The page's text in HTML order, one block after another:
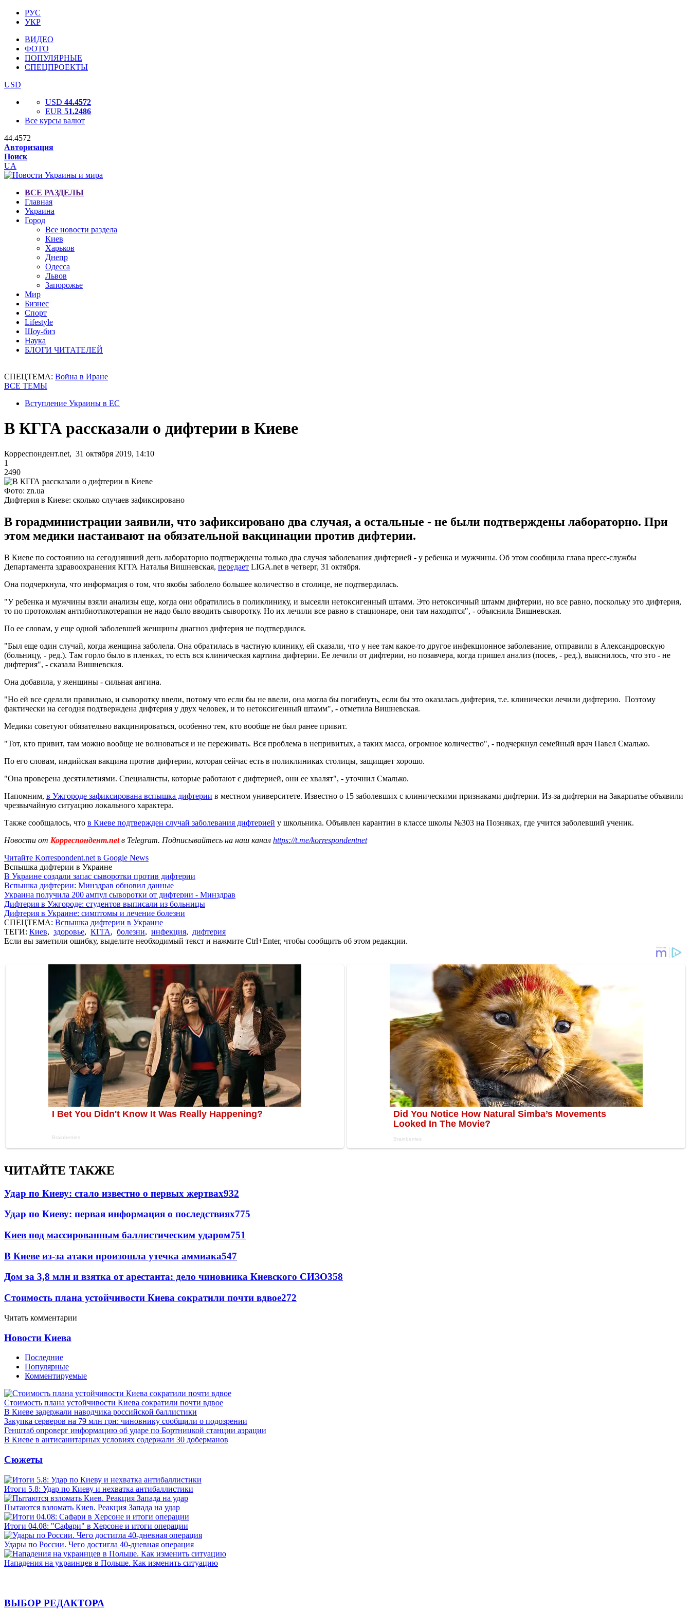
РУС
УКР
ВИДЕО
ФОТО
ПОПУЛЯРНЫЕ
СПЕЦПРОЕКТЫ
USD
USD 44.4572
EUR 51.2486
Все курсы валют
44.4572
Авторизация
Поиск
UA
ВСЕ РАЗДЕЛЫ
Главная
Украина
Город
Все новости раздела
Киев
Харьков
Днепр
Одесса
Львов
Запорожье
Мир
Бизнес
Спорт
Lifestyle
Шоу-биз
Наука
БЛОГИ ЧИТАТЕЛЕЙ
СПЕЦТЕМА: Война в Иране
ВСЕ ТЕМЫ
Вступление Украины в ЕС
В КГГА рассказали о дифтерии в Киеве
Корреспондент.net, 31 октября 2019, 14:10
1
2490
Фото: zn.ua
Дифтерия в Киеве: сколько случаев зафиксировано
В горадминистрации заявили, что зафиксировано два случая, а остальные - не были подтверждены лабораторно. При
этом медики настаивают на обязательной вакцинации против дифтерии.
В Киеве по состоянию на сегодняшний день лабораторно подтверждены только два случая заболевания дифтерией - у ребенка и мужчины. Об этом сообщила глава пресс-службы
Департамента здравоохранения КГГА Наталья Вишневская, передает LIGA.net в четверг, 31 октября.
Она подчеркнула, что информация о том, что якобы заболело большее количество в столице, не подтвердилась.
"У ребенка и мужчины взяли анализы еще, когда они обратились в поликлинику, и высеяли нетоксигенный штамм. Это нетоксичный штамм дифтерии, но все равно, поскольку это дифтерия,
то по протоколам антибиотикотерапии не надо было вводить сыворотку. Но их лечили все равно в стационаре, они там находятся", - объяснила Вишневская.
По ее словам, у еще одной заболевшей женщины диагноз дифтерия не подтвердился.
"Был еще один случай, когда женщина заболела. Она обратилась в частную клинику, ей сказали, что у нее там какое-то другое инфекционное заболевание, отправили в Александровскую
(больницу, - ред.). Там горло было в пленках, то есть вся клиническая картина дифтерии. Ее лечили от дифтерии, но позавчера, когда пришел анализ (посев, - ред.), выяснилось, что это - не
дифтерия", - сказала Вишневская.
Она добавила, у женщины - сильная ангина.
"Но ей все сделали правильно, и сыворотку ввели, потому что если бы не ввели, она могла бы погибнуть, если бы это оказалась дифтерия, т.е. клинически лечили дифтерию. Поэтому
фактически на сегодня подтверждена дифтерия у двух человек, и то нетоксигенный штамм", - отметила Вишневская.
Медики советуют обязательно вакцинироваться, особенно тем, кто вообще не был ранее привит.
"Тот, кто привит, там можно вообще не волноваться и не переживать. Вся проблема в непривитых, а таких масса, огромное количество", - подчеркнул семейный врач Павел Смалько.
По его словам, индийская вакцина против дифтерии, которая сейчас есть в поликлиниках столицы, защищает хорошо.
"Она проверена десятилетиями. Специалисты, которые работают с дифтерией, они ее хвалят", - уточнил Смалько.
Напомним, в Ужгороде зафиксирована вспышка дифтерии в местном университете. Известно о 15 заболевших с клиническими признаками дифтерии. Из-за дифтерии на Закарпатье объявили
чрезвычайную ситуацию локального характера.
Также сообщалось, что в Киеве подтвержден случай заболевания дифтерией у школьника. Объявлен карантин в классе школы №303 на Позняках, где учится заболевший ученик.
Новости от Корреспондент.netв Telegram. Подписывайтесь на наш канал https://t.me/korrespondentnet
Читайте Korrespondent.net в Google News
Вспышка дифтерии в Украине
В Украине создали запас сыворотки против дифтерии
Вспышка дифтерии: Минздрав обновил данные
Украина получила 200 ампул сыворотки от дифтерии - Минздрав
Дифтерия в Ужгороде: студентов выписали из больницы
Дифтерия в Украине: симптомы и лечение болезни
СПЕЦТЕМА: Вспышка дифтерии в Украине
ТЕГИ: Киев, здоровье, КГГА, болезни, инфекция, дифтерия
Если вы заметили ошибку, выделите необходимый текст и нажмите Ctrl+Enter, чтобы сообщить об этом редакции.
ЧИТАЙТЕ ТАКЖЕ
Удар по Киеву: стало известно о первых жертвах932
Удар по Киеву: первая информация о последствиях775
Киев под массированным баллистическим ударом751
В Киеве из-за атаки произошла утечка аммиака547
Дом за 3,8 млн и взятка от арестанта: дело чиновника Киевского СИЗО358
Стоимость плана устойчивости Киева сократили почти вдвое272
Читать комментарии
Новости Киева
Последние
Популярные
Комментируемые
Стоимость плана устойчивости Киева сократили почти вдвое
В Киеве задержали наводчика российской баллистики
Закупка серверов на 79 млн грн: чиновнику сообщили о подозрении
Генштаб опроверг информацию об ударе по Бортницкой станции аэрации
В Киеве в антисанитарных условиях содержали 30 доберманов
Сюжеты
Итоги 5.8: Удар по Киеву и нехватка антибаллистики
Пытаются взломать Киев. Реакция Запада на удар
Итоги 04.08: "Сафари" в Херсоне и итоги операции
Удары по России. Чего достигла 40-дневная операция
Нападения на украинцев в Польше. Как изменить ситуацию
ВЫБОР РЕДАКТОРА